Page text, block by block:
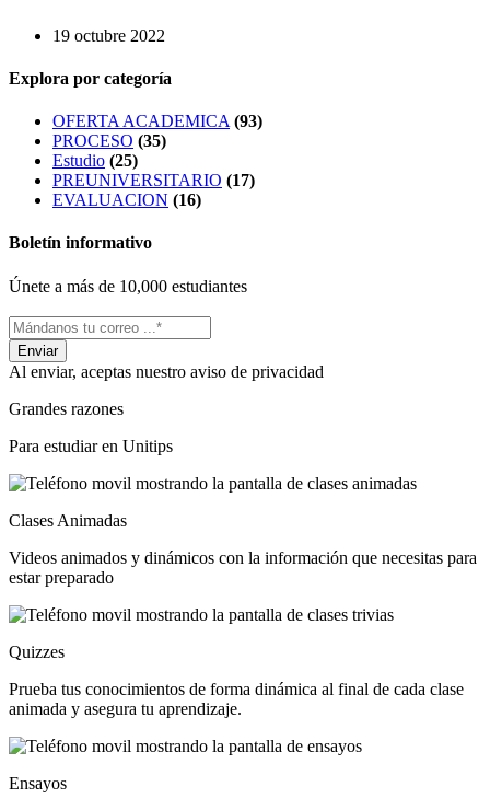
19 octubre 2022
Explora por categoría
OFERTA ACADEMICA (93)
PROCESO (35)
Estudio (25)
PREUNIVERSITARIO (17)
EVALUACION (16)
Boletín informativo
Únete a más de 10,000 estudiantes
Al enviar, aceptas nuestro aviso de privacidad
Grandes razones
Para estudiar en Unitips
Clases Animadas
Videos animados y dinámicos con la información que necesitas para
estar preparado
Quizzes
Prueba tus conocimientos de forma dinámica al final de cada clase
animada y asegura tu aprendizaje.
Ensayos